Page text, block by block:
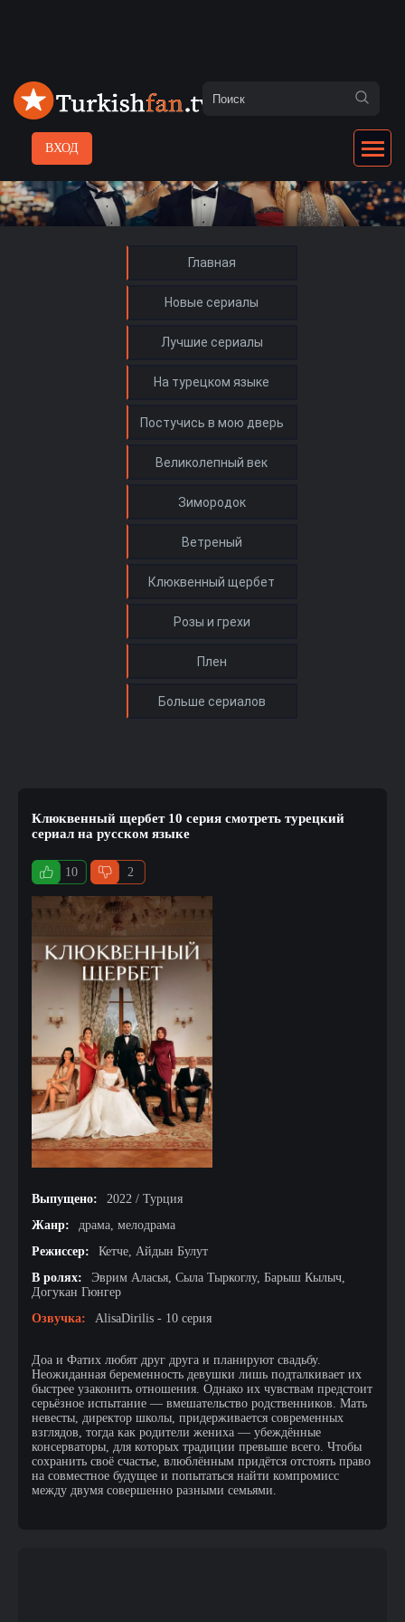
ВХОД
Главная
Новые сериалы
Лучшие сериалы
На турецком языке
Клюквенный щербет 10 серия смотреть турецкий
сериал на русском языке
10 2
Выпущено:
2022 / Турция
Жанр:
драма, мелодрама
Режиссер:
Кетче, Айдын Булут
В ролях:
Эврим Аласья, Сыла Тыркоглу, Барыш Кылыч,
Догукан Гюнгер
Озвучка:
AlisaDirilis - 10 серия
Доа и Фатих любят друг друга и планируют свадьбу.
Неожиданная беременность девушки лишь подталкивает их
быстрее узаконить отношения. Однако их чувствам предстоит
серьёзное испытание — вмешательство родственников. Мать
невесты, директор школы, придерживается современных
взглядов, тогда как родители жениха — убеждённые
консерваторы, для которых традиции превыше всего. Чтобы
сохранить своё счастье, влюблённым придётся отстоять право
на совместное будущее и попытаться найти компромисс
между двумя совершенно разными семьями.